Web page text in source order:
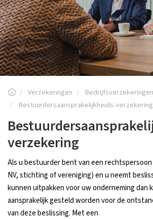
Verzekeringen
Bedrijfsverzekeringen
Bestuurdersaansprakelijkheids-verzekering
verzekering
Als u bestuurder bent van een rechtspersoon
NV, stichting of vereniging) en u neemt
kunnen uitpakken voor uw onderneming dan
aansprakelijk gesteld worden voor de
van deze beslissing. Met een